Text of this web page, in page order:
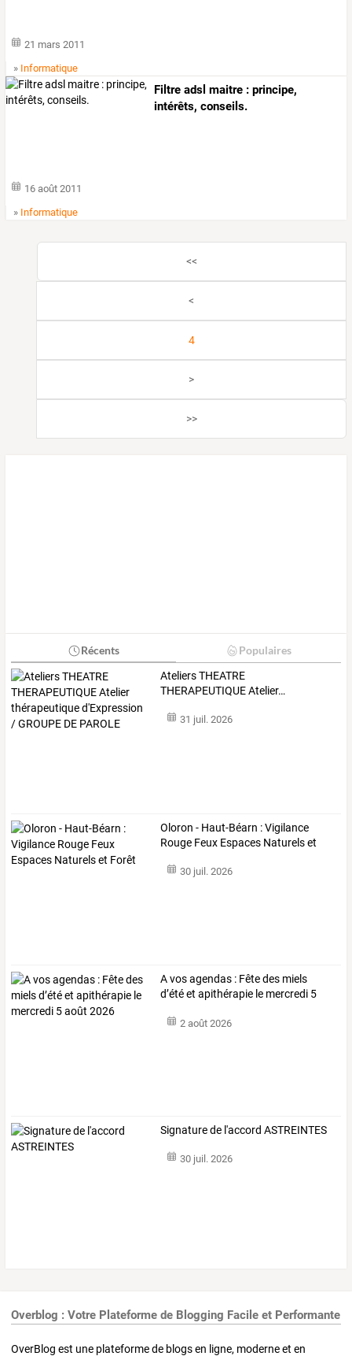
21 mars 2011
» Informatique
Filtre adsl maitre : principe,
intérêts, conseils.
16 août 2011
» Informatique
<<
<
4
>
>>
Récents Populaires
AteliersTHEATRE
THERAPEUTIQUEAtelier…
31 juil. 2026
Oloron - Haut-Béarn : Vigilance
Rouge Feux Espaces Naturels et
30 juil. 2026
A vos agendas : Fête des miels
d’été et apithérapie le mercredi 5
2 août 2026
Signature de l'accord ASTREINTES
30 juil. 2026
Overblog : Votre Plateforme de Blogging Facile et Performante
OverBlog est une plateforme de blogs en ligne, moderne et en